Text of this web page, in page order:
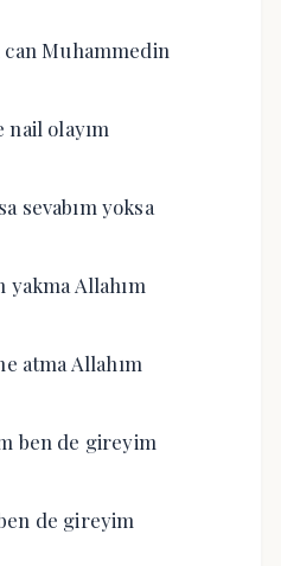
Muhammedin
nail olayım
sevabım yoksa
yakma Allahım
atma Allahım
ben de gireyim
de gireyim